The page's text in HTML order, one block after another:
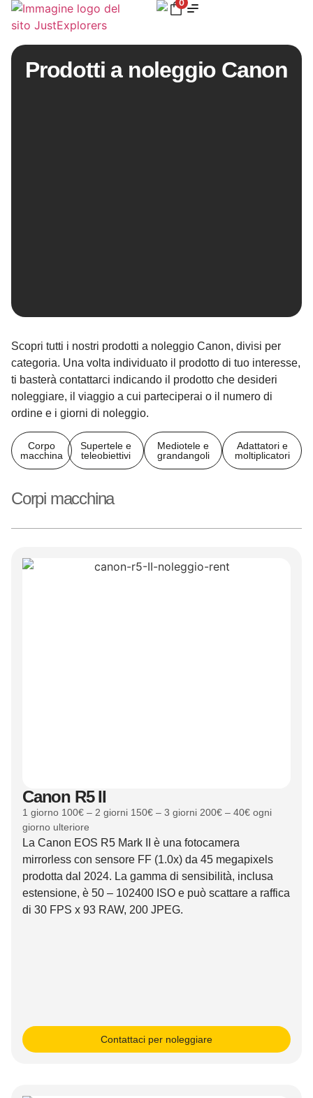
0
Prodotti a noleggio Canon
Scopri tutti i nostri prodotti a noleggio Canon, divisi per
categoria. Una volta individuato il prodotto di tuo interesse,
ti basterà contattarci indicando il prodotto che desideri
noleggiare, il viaggio a cui parteciperai o il numero di
ordine e i giorni di noleggio.
Corpo
macchina
Supertele e
teleobiettivi
Mediotele e
grandangoli
Adattatori e
moltiplicatori
Corpi macchina
Canon R5 II
1 giorno 100€ – 2 giorni 150€ – 3 giorni 200€ – 40€ ogni
giorno ulteriore
La Canon EOS R5 Mark II è una fotocamera
mirrorless con sensore FF (1.0x) da 45 megapixels
prodotta dal 2024. La gamma di sensibilità, inclusa
estensione, è 50 – 102400 ISO e può scattare a raffica
di 30 FPS x 93 RAW, 200 JPEG.
Contattaci per noleggiare